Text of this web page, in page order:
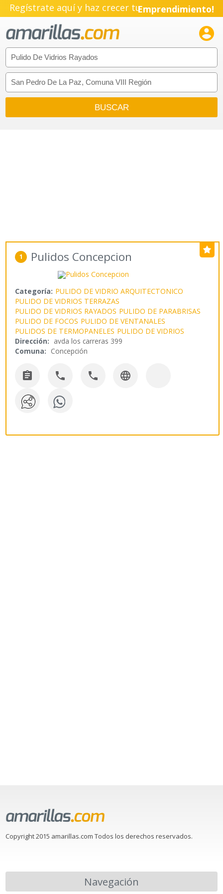
Regístrate aquí y haz crecer tuEmprendimiento!

1 Pulidos Concepcion
Categoría: PULIDO DE VIDRIO ARQUITECTONICO
PULIDO DE VIDRIOS TERRAZAS
PULIDO DE VIDRIOS RAYADOS PULIDO DE PARABRISAS
PULIDO DE FOCOS PULIDO DE VENTANALES
PULIDOS DE TERMOPANELES PULIDO DE VIDRIOS
Dirección: avda los carreras 399
Comuna: Concepción
   
Copyright 2015 amarillas.com Todos los derechos reservados.
Navegación